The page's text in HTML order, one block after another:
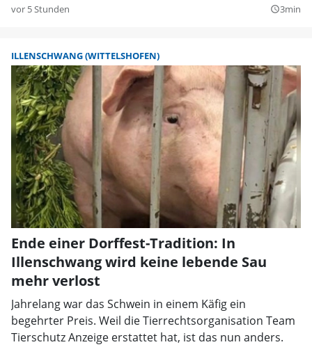
vor 5 Stunden query_builder3min
ILLENSCHWANG (WITTELSHOFEN)
Ende einer Dorffest-Tradition: In
Illenschwang wird keine lebende Sau
mehr verlost
Jahrelang war das Schwein in einem Käfig ein
begehrter Preis. Weil die Tierrechtsorganisation Team
Tierschutz Anzeige erstattet hat, ist das nun anders.